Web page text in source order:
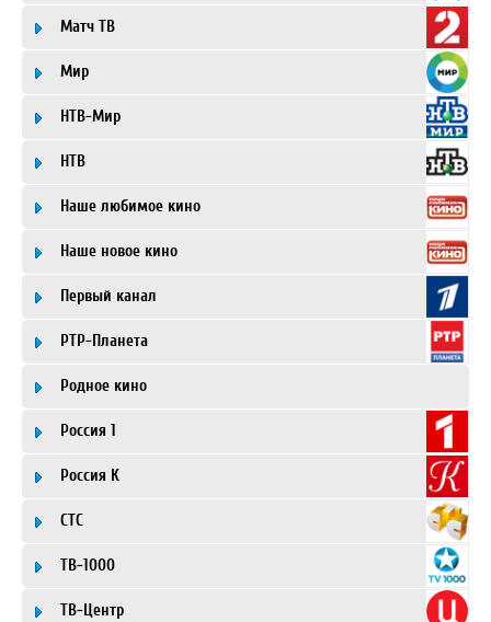
Матч ТВ
Мир
НТВ-Мир
НТВ
Наше любимое кино
Наше новое кино
Первый канал
РТР-Планета
Родное кино
Россия 1
Россия К
СТС
ТВ-1000
ТВ-Центр